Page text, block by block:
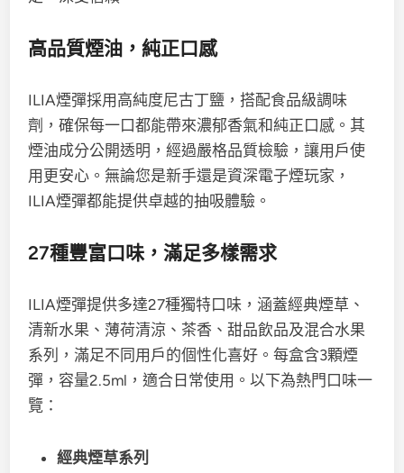
高品質煙油，純正口感
ILIA煙彈採用高純度尼古丁鹽，搭配食品級調味
劑，確保每一口都能帶來濃郁香氣和純正口感。其
煙油成分公開透明，經過嚴格品質檢驗，讓用戶使
用更安心。無論您是新手還是資深電子煙玩家，
ILIA煙彈都能提供卓越的抽吸體驗。
27種豐富口味，滿足多樣需求
ILIA煙彈提供多達27種獨特口味，涵蓋經典煙草、
清新水果、薄荷清涼、茶香、甜品飲品及混合水果
系列，滿足不同用戶的個性化喜好。每盒含3顆煙
彈，容量2.5ml，適合日常使用。以下為熱門口味一
覽：
經典煙草系列